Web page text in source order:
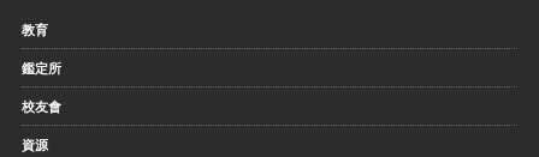
教育
鑑定所
校友會
資源